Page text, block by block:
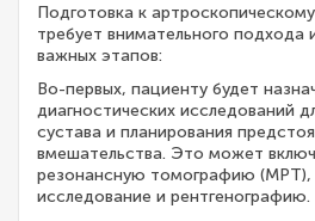
Подготовка к
требует внимательного подхода
важных этапов:
Во-первых, пациенту будет
диагностических исследований
сустава и планирования
вмешательства. Это может
резонансную томографию (МРТ),
исследование и рентгенографию.